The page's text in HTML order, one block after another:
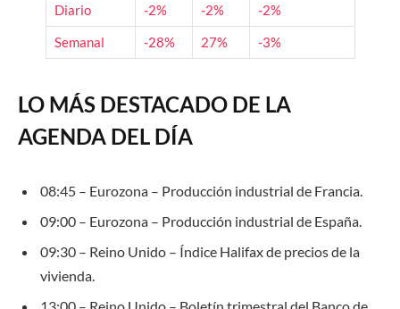
Diario
-2% -2%
-2%
Semanal
-28% 27% -3%
LO MÁS DESTACADO DE LA
AGENDA DEL DÍA
08:45 – Eurozona – Producción industrial de Francia.
09:00 – Eurozona – Producción industrial de España.
09:30 – Reino Unido – Índice Halifax de precios de la
vivienda.